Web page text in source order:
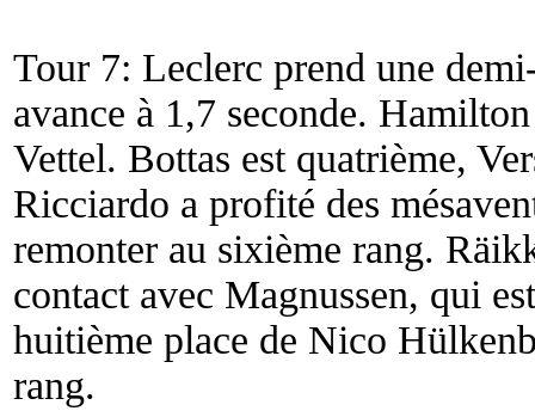
Tour 7: Leclerc prend une
avance à 1,7 seconde.
Vettel. Bottas est quatrième,
Ricciardo a profité des
remonter au sixième rang.
contact avec Magnussen, qui
huitième place de Nico
rang.